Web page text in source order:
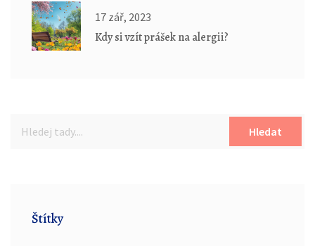
17 zář, 2023
Kdy si vzít prášek na alergii?
Hledat
Štítky